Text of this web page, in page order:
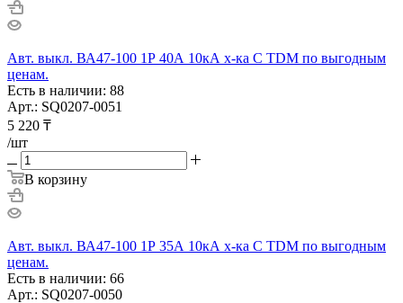
Авт. выкл. ВА47-100 1Р 40А 10кА х-ка С TDM по выгодным
ценам.
Есть в наличии: 88
Арт.: SQ0207-0051
5 220 ₸
/шт
В корзину
Авт. выкл. ВА47-100 1Р 35А 10кА х-ка С TDM по выгодным
ценам.
Есть в наличии: 66
Арт.: SQ0207-0050